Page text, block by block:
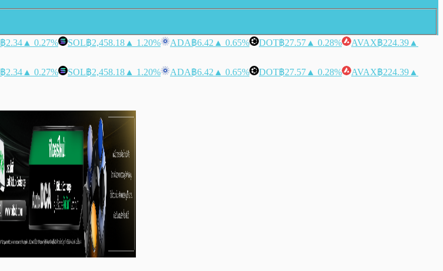
฿2.34 ▲ 0.27% SOL฿2,458.18 ▲ 1.20% ADA฿6.42 ▲ 0.65% DOT฿27.57 ▲ 0.28% AVAX฿224.39 ▲
฿2.34 ▲ 0.27% SOL฿2,458.18 ▲ 1.20% ADA฿6.42 ▲ 0.65% DOT฿27.57 ▲ 0.28% AVAX฿224.39 ▲